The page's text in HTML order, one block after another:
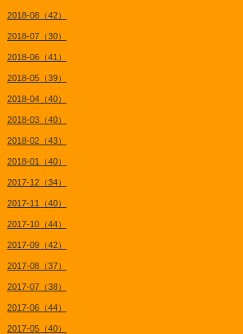
2018-08（42）
2018-07（30）
2018-06（41）
2018-05（39）
2018-04（40）
2018-03（40）
2018-02（43）
2018-01（40）
2017-12（34）
2017-11（40）
2017-10（44）
2017-09（42）
2017-08（37）
2017-07（38）
2017-06（44）
2017-05（40）